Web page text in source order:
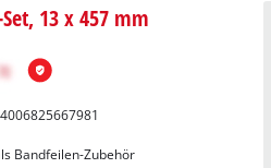
13 x 457 mm
4006825667981
Bandfeilen-Zubehör